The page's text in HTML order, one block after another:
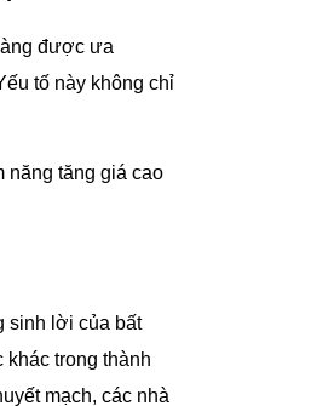
được ưa
tố này không chỉ
năng tăng giá cao
sinh lời của bất
trong thành
mạch, các nhà